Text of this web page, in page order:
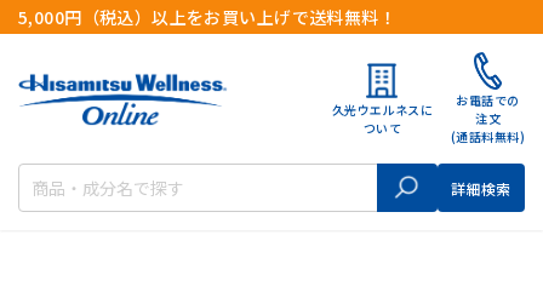
5,000円（税込）以上をお買い上げで送料無料！
久光ウエルネスに
ついて
お電話での
注文
(通話料無料)
検索 詳細検索